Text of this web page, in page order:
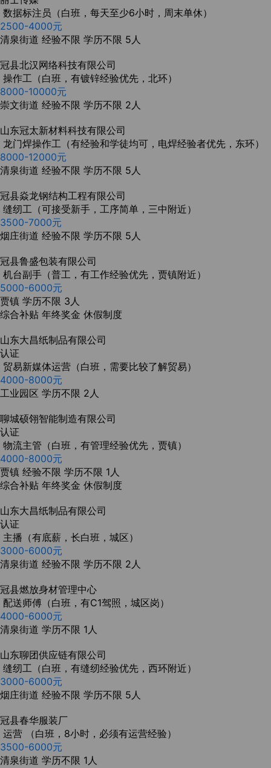
数据标注员（白班，每天至少6小时，周末单休）
2500-4000元
清泉街道 经验不限 学历不限 5人
冠县北汉网络科技有限公司
操作工（白班，有镀锌经验优先，北环）
8000-10000元
崇文街道 经验不限 学历不限 2人
山东冠太新材料科技有限公司
龙门焊操作工（有经验和学徒均可，电焊经验者优先，东环）
8000-12000元
清泉街道 经验不限 学历不限 5人
冠县焱龙钢结构工程有限公司
缝纫工（可接受新手，工序简单，三中附近）
3500-7000元
烟庄街道 经验不限 学历不限 5人
冠县鲁盛包装有限公司
机台副手（普工，有工作经验优先，贾镇附近）
5000-6000元
贾镇 学历不限 3人
综合补贴 年终奖金 休假制度
山东大昌纸制品有限公司
认证
贸易新媒体运营（白班，需要比较了解贸易）
4000-8000元
工业园区 学历不限 2人
聊城硕翎智能制造有限公司
认证
物流主管（白班，有管理经验优先，贾镇）
4000-8000元
贾镇 经验不限 学历不限 1人
综合补贴 年终奖金 休假制度
山东大昌纸制品有限公司
认证
主播（有底薪，长白班，城区）
3000-6000元
清泉街道 经验不限 学历不限 2人
冠县燃放身材管理中心
配送师傅（白班，有C1驾照，城区岗）
4000-6000元
清泉街道 学历不限 1人
山东聊团供应链有限公司
缝纫工（白班，有缝纫经验优先，西环附近）
3000-6000元
烟庄街道 经验不限 学历不限 5人
冠县春华服装厂
运营 （白班，8小时，必须有运营经验）
3500-6000元
清泉街道 学历不限 1人